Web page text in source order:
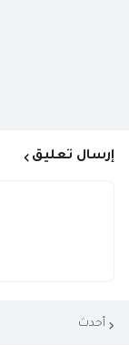
إرسال تعليق
أحدث